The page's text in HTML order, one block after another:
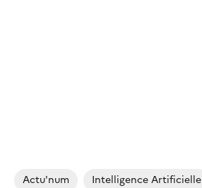
Actu'num Intelligence Artificielle